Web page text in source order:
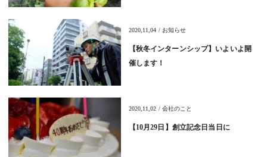
2020,11,04 / お知らせ
【秋冬インターンシップ】いよいよ開
催します！
2020,11,02 / 会社のこと
【10月29日】創立記念日当日に